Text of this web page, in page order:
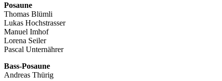
Posaune
Thomas Blümli
Lukas Hochstrasser
Manuel Imhof
Lorena Seiler
Pascal Unternährer
Bass-Posaune
Andreas Thürig